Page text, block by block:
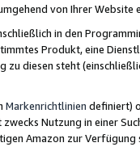
von Ihrer
in den
Produkt, eine
zu diesen steht
Markenrichtlinien definiert)
zwecks Nutzung in einer
Amazon zur